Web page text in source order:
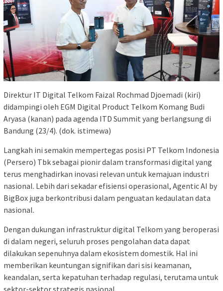
Direktur IT Digital Telkom Faizal Rochmad Djoemadi (kiri)
didampingi oleh EGM Digital Product Telkom Komang Budi
Aryasa (kanan) pada agenda ITD Summit yang berlangsung di
Bandung (23/4). (dok. istimewa)
Langkah ini semakin mempertegas posisi PT Telkom Indonesia
(Persero) Tbk sebagai pionir dalam transformasi digital yang
terus menghadirkan inovasi relevan untuk kemajuan industri
nasional. Lebih dari sekadar efisiensi operasional, Agentic AI by
BigBox juga berkontribusi dalam penguatan kedaulatan data
nasional.
Dengan dukungan infrastruktur digital Telkom yang beroperasi
di dalam negeri, seluruh proses pengolahan data dapat
dilakukan sepenuhnya dalam ekosistem domestik. Hal ini
memberikan keuntungan signifikan dari sisi keamanan,
keandalan, serta kepatuhan terhadap regulasi, terutama untuk
sektor-sektor strategis nasional.